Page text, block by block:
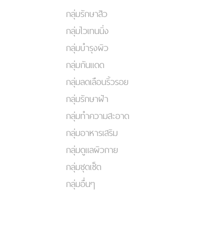
กลุ่มรักษาสิว
กลุ่มไวเทนนิ่ง
กลุ่มบำรุงผิว
กลุ่มกันแดด
กลุ่มลดเลือนริ้วรอย
กลุ่มรักษาฝ้า
กลุ่มทำความสะอาด
กลุ่มอาหารเสริม
กลุ่มดูแลผิวกาย
กลุ่มชุดเซ็ต
กลุ่มอื่นๆ